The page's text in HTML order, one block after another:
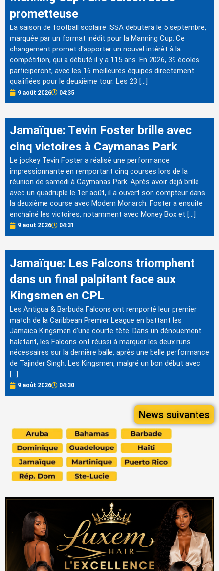
prometteuse
La saison de football scolaire ISSA débutera le 5 septembre,
marquée par un format inédit pour la Manning Cup. Ce
changement promet d'apporter un nouvel intérêt à la
compétition, qui a débuté il y a 115 ans. En 2026, 39 écoles
participeront, avec les 16 meilleures équipes directement
qualifiées pour le deuxième tour. Les 23 […]
9 août 2026 04:35
Jamaïque: Tevin Foster brille avec
cinq victoires à Caymanas Park
Le jockey Tevin Foster a réalisé une performance
impressionnante en remportant cinq courses lors de la
réunion de samedi à Caymanas Park. Après avoir déjà brillé
avec un quadruplé le 1er août, il a ouvert son compteur dans
la deuxième course avec Modern Monarch. Foster a ensuite
enchaîné les victoires, notamment avec Money Box et […]
9 août 2026 04:31
Jamaïque: Les Falcons triomphent
dans un final palpitant face aux
Kingsmen en CPL
Les Antigua & Barbuda Falcons ont remporté leur premier
match de la Caribbean Premier League en battant les
Jamaica Kingsmen d'une courte tête. Dans un dénouement
haletant, les Falcons ont réussi à marquer les deux runs
nécessaires sur la dernière balle, après une belle performance
de Tajinder Singh. Les Kingsmen, malgré un bon début avec
[…]
9 août 2026 04:30
News suivantes